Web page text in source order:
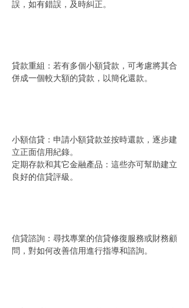
誤，如有錯誤，及時糾正。
貸款重組：若有多個小額貸款，可考慮將其合
併成一個較大額的貸款，以簡化還款。
小額信貸：申請小額貸款並按時還款，逐步建
立正面信用紀錄。
定期存款和其它金融產品：這些亦可幫助建立
良好的信貸評級。
信貸諮詢：尋找專業的信貸修復服務或財務顧
問，對如何改善信用進行指導和諮詢。